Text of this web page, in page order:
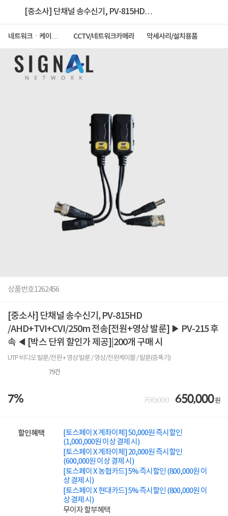
[중소사] 단채널 송수신기, PV-815HD
215 후속 ◀ [박스 단위 할인가 제공]
네트워크ㆍ케이블
CCTV/네트워크카메라 악세사리/설치용품
상품번호1262456
[중소사] 단채널 송수신기, PV-815HD
/AHD+TVI+CVI/250m 전송[전원+영상 발룬] ▶ PV-215 후
속 ◀ [박스 단위 할인가 제공]|200개 구매 시
UTP 비디오 발룬/전원 + 영상 발룬 / 영상/전원케이블 / 발룬(증폭기)
79건
7% 700,000 650,000원
할인혜택
[토스페이 X 계좌이체] 50,000원 즉시할인
(1,000,000원 이상 결제 시)
[토스페이 X 계좌이체] 20,000원 즉시할인
(600,000원 이상 결제 시)
[토스페이 X 농협카드] 5% 즉시할인 (800,000원 이
상 결제 시)
[토스페이 X 현대카드] 5% 즉시할인 (800,000원 이
상 결제 시)
무이자 할부혜택